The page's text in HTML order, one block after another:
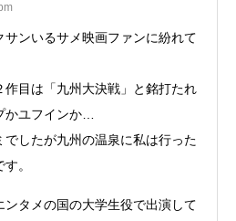
サンいるサメ映画ファンに紛れて
目は「九州大決戦」と銘打たれ
かユフインか…
したが九州の温泉に私は行った
。
タメの国の大学生役で出演して